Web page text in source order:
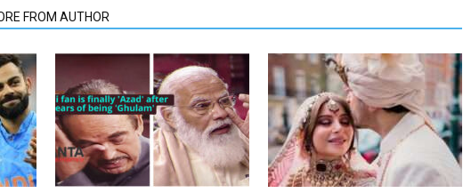
FROM AUTHOR